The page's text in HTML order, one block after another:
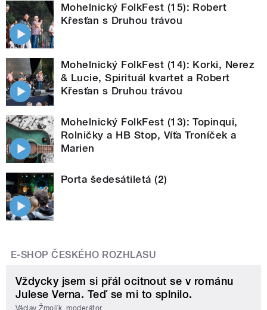
Mohelnický FolkFest (15): Robert
Křesťan s Druhou trávou
Mohelnický FolkFest (14): Korki, Nerez
& Lucie, Spirituál kvartet a Robert
Křesťan s Druhou trávou
Mohelnický FolkFest (13): Topinqui,
Rolničky a HB Stop, Víťa Troníček a
Marien
Porta šedesátiletá (2)
E-SHOP ČESKÉHO ROZHLASU
Vždycky jsem si přál ocitnout se v románu
Julese Verna. Teď se mi to splnilo.
Václav Žmolík, moderátor